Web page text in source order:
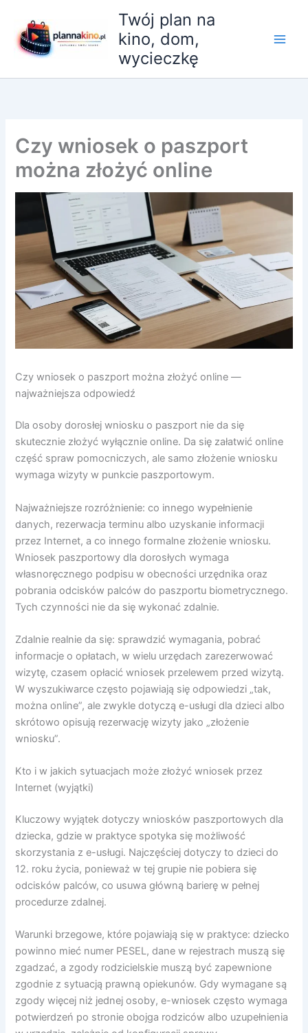
treści
Twój plan na
kino, dom,
wycieczkę
Czy wniosek o paszport
można złożyć online
Czy wniosek o paszport można złożyć online —
najważniejsza odpowiedź
Dla osoby dorosłej wniosku o paszport nie da się
skutecznie złożyć wyłącznie online. Da się załatwić online
część spraw pomocniczych, ale samo złożenie wniosku
wymaga wizyty w punkcie paszportowym.
Najważniejsze rozróżnienie: co innego wypełnienie
danych, rezerwacja terminu albo uzyskanie informacji
przez Internet, a co innego formalne złożenie wniosku.
Wniosek paszportowy dla dorosłych wymaga
własnoręcznego podpisu w obecności urzędnika oraz
pobrania odcisków palców do paszportu biometrycznego.
Tych czynności nie da się wykonać zdalnie.
Zdalnie realnie da się: sprawdzić wymagania, pobrać
informacje o opłatach, w wielu urzędach zarezerwować
wizytę, czasem opłacić wniosek przelewem przed wizytą.
W wyszukiwarce często pojawiają się odpowiedzi „tak,
można online”, ale zwykle dotyczą e-usługi dla dzieci albo
skrótowo opisują rezerwację wizyty jako „złożenie
wniosku”.
Kto i w jakich sytuacjach może złożyć wniosek przez
Internet (wyjątki)
Kluczowy wyjątek dotyczy wniosków paszportowych dla
dziecka, gdzie w praktyce spotyka się możliwość
skorzystania z e-usługi. Najczęściej dotyczy to dzieci do
12. roku życia, ponieważ w tej grupie nie pobiera się
odcisków palców, co usuwa główną barierę w pełnej
procedurze zdalnej.
Warunki brzegowe, które pojawiają się w praktyce: dziecko
powinno mieć numer PESEL, dane w rejestrach muszą się
zgadzać, a zgody rodzicielskie muszą być zapewnione
zgodnie z sytuacją prawną opiekunów. Gdy wymagane są
zgody więcej niż jednej osoby, e-wniosek często wymaga
potwierdzeń po stronie obojga rodziców albo uzupełnienia